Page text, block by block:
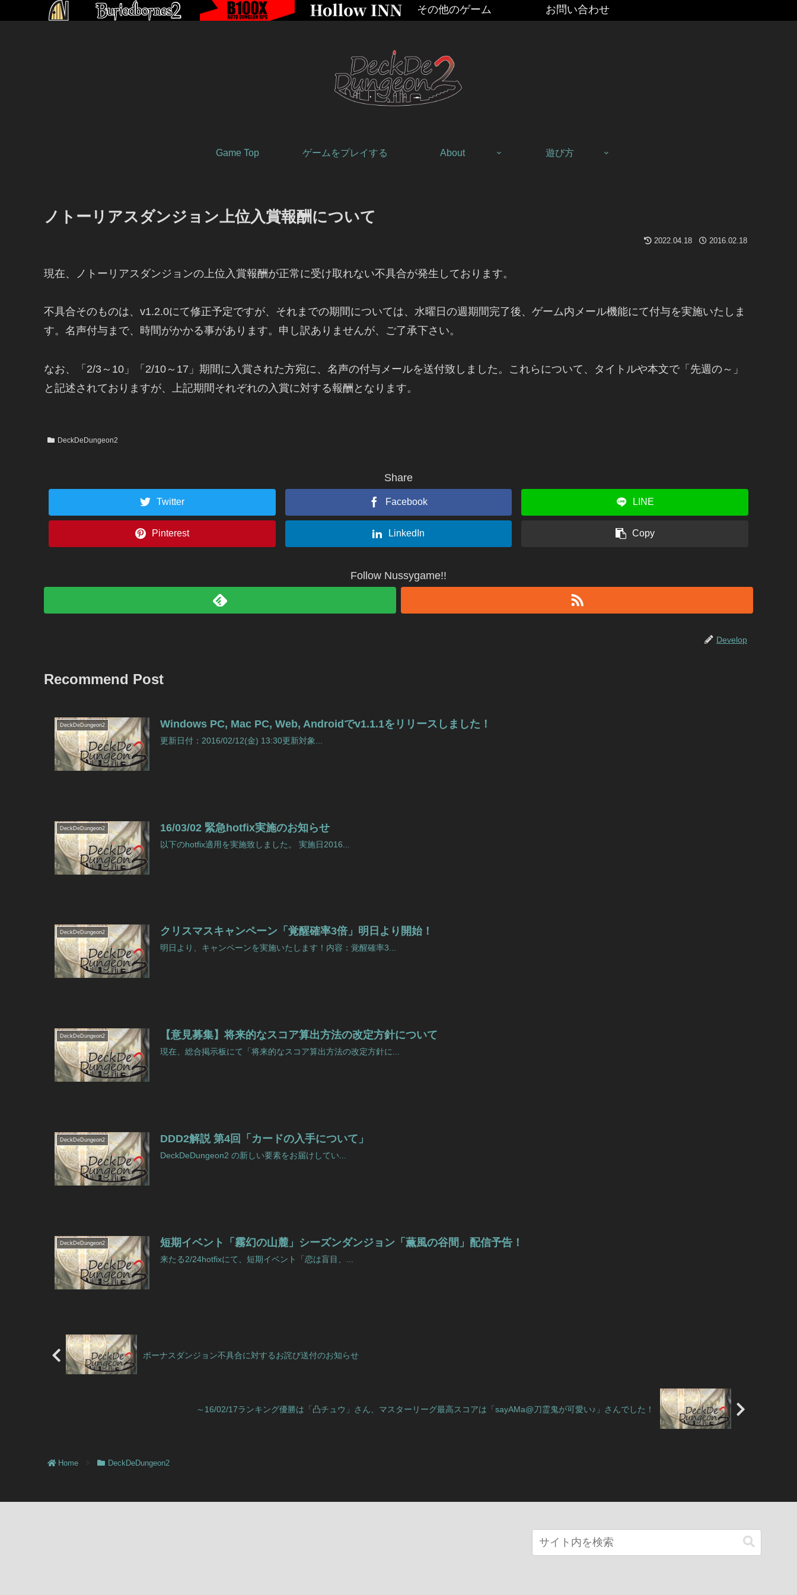
その他のゲーム お問い合わせ
Game Top ゲームをプレイする About 遊び方
ノトーリアスダンジョン上位入賞報酬について
2022.04.18 2016.02.18
現在、ノトーリアスダンジョンの上位入賞報酬が正常に受け取れない不具合が発生しております。
不具合そのものは、v1.2.0にて修正予定ですが、それまでの期間については、水曜日の週期間完了後、ゲーム内メール機能にて付与を実施いたしま
す。名声付与まで、時間がかかる事があります。申し訳ありませんが、ご了承下さい。
なお、「2/3～10」「2/10～17」期間に入賞された方宛に、名声の付与メールを送付致しました。これらについて、タイトルや本文で「先週の～」
と記述されておりますが、上記期間それぞれの入賞に対する報酬となります。
DeckDeDungeon2
Share
Twitter Facebook LINE
Pinterest LinkedIn Copy
Follow Nussygame!!
Develop
Recommend Post
DeckDeDungeon2 Windows PC, Mac PC, Web, Androidでv1.1.1をリリースしました！
更新日付：2016/02/12(金) 13:30更新対象...
DeckDeDungeon2 16/03/02 緊急hotfix実施のお知らせ
以下のhotfix適用を実施致しました。 実施日2016...
DeckDeDungeon2 クリスマスキャンペーン「覚醒確率3倍」明日より開始！
明日より、キャンペーンを実施いたします！内容：覚醒確率3...
DeckDeDungeon2 【意見募集】将来的なスコア算出方法の改定方針について
現在、総合掲示板にて「将来的なスコア算出方法の改定方針に...
DeckDeDungeon2 DDD2解説 第4回「カードの入手について」
DeckDeDungeon2 の新しい要素をお届けしてい...
DeckDeDungeon2 短期イベント「霧幻の山麓」シーズンダンジョン「薫風の谷間」配信予告！
来たる2/24hotfixにて、短期イベント「恋は盲目、...
ボーナスダンジョン不具合に対するお詫び送付のお知らせ
～16/02/17ランキング優勝は「凸チュウ」さん、マスターリーグ最高スコアは「sayAMa@刀霊鬼が可愛い♪」さんでした！
Home DeckDeDungeon2